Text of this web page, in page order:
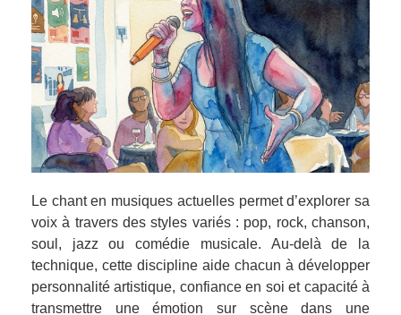
Le chant en musiques actuelles permet d’explorer sa
voix à travers des styles variés : pop, rock, chanson,
soul, jazz ou comédie musicale. Au-delà de la
technique, cette discipline aide chacun à développer
personnalité artistique, confiance en soi et capacité à
transmettre une émotion sur scène dans une